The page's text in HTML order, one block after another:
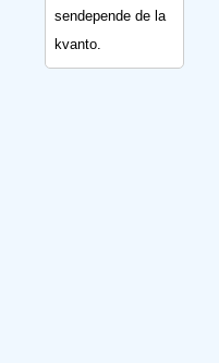
sendepende de la
kvanto.